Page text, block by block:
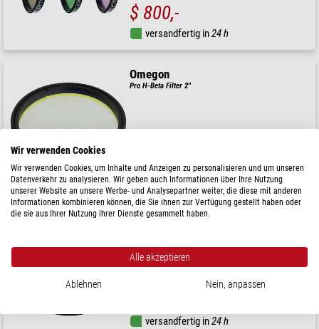
$ 800,-
versandfertig in24 h
Omegon
Pro H-Beta Filter 2''
versandfertig in24 h
Omegon
versandfertig in24 h
Wir verwenden Cookies
Wir verwenden Cookies, um Inhalte und Anzeigen zu personalisieren und um unseren
Datenverkehr zu analysieren. Wir geben auch Informationen über Ihre Nutzung
unserer Website an unsere Werbe- und Analysepartner weiter, die diese mit anderen
Informationen kombinieren können, die Sie ihnen zur Verfügung gestellt haben oder
die sie aus Ihrer Nutzung ihrer Dienste gesammelt haben.
Alle akzeptieren
Ablehnen Nein, anpassen